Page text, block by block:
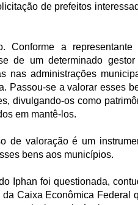
de prefeitos
Conforme a representante
de um determinado
nas administrações
Passou-se a valorar esses
divulgando-os como
em mantê-los.
de valoração é um
bens aos municípios.
Iphan foi questionada,
Caixa Econômica Federal